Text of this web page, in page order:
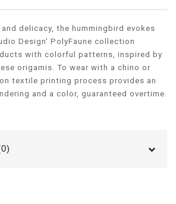
delicacy, the hummingbird evokes
Design' PolyFaune collection
with colorful patterns, inspired by
origamis. To wear with a chino or
textile printing process provides an
and a color, guaranteed overtime.